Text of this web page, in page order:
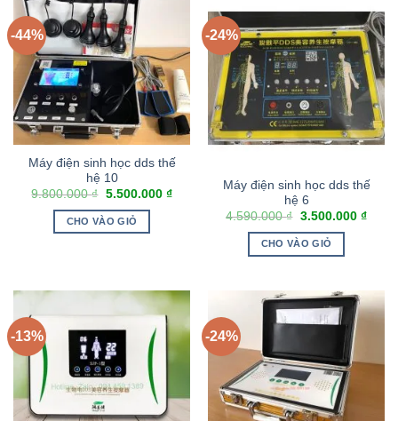
-44%
Máy điện sinh học dds thế
hệ 10
9.800.000₫ 5.500.000 ₫
CHO VÀO GIỎ
-24%
Máy điện sinh học dds thế
hệ 6
4.590.000₫ 3.500.000 ₫
CHO VÀO GIỎ
-13% -24%